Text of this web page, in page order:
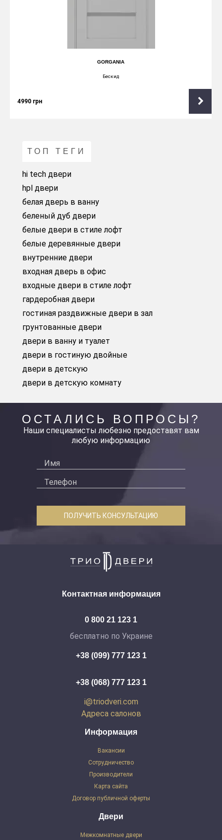
GORGANIA
Бескид
4990 грн
ТОП ТЕГИ
hi tech двери
hpl двери
белая дверь в ванну
беленый дуб двери
белые двери в стиле лофт
белые деревянные двери
внутренние двери
входная дверь в офис
входные двери в стиле лофт
гардеробная двери
гостиная раздвижные двери в зал
грунтованные двери
двери в ванну и туалет
двери в гостиную двойные
двери в детскую
двери в детскую комнату
ОСТАЛИСЬ ВОПРОСЫ?
Наши специалисты любезно предоставят вам
любую информацию
ПОЛУЧИТЬ КОНСУЛЬТАЦИЮ
Информация
Вакансии
Сотрудничество
Производители
Карта сайта
Договор публичной оферты
Двери
Межкомнатные двери
Контактная информация
0 800 21 123 1
бесплатно по Украине
+38 (099) 777 123 1
+38 (068) 777 123 1
i@triodveri.com
Адреса салонов